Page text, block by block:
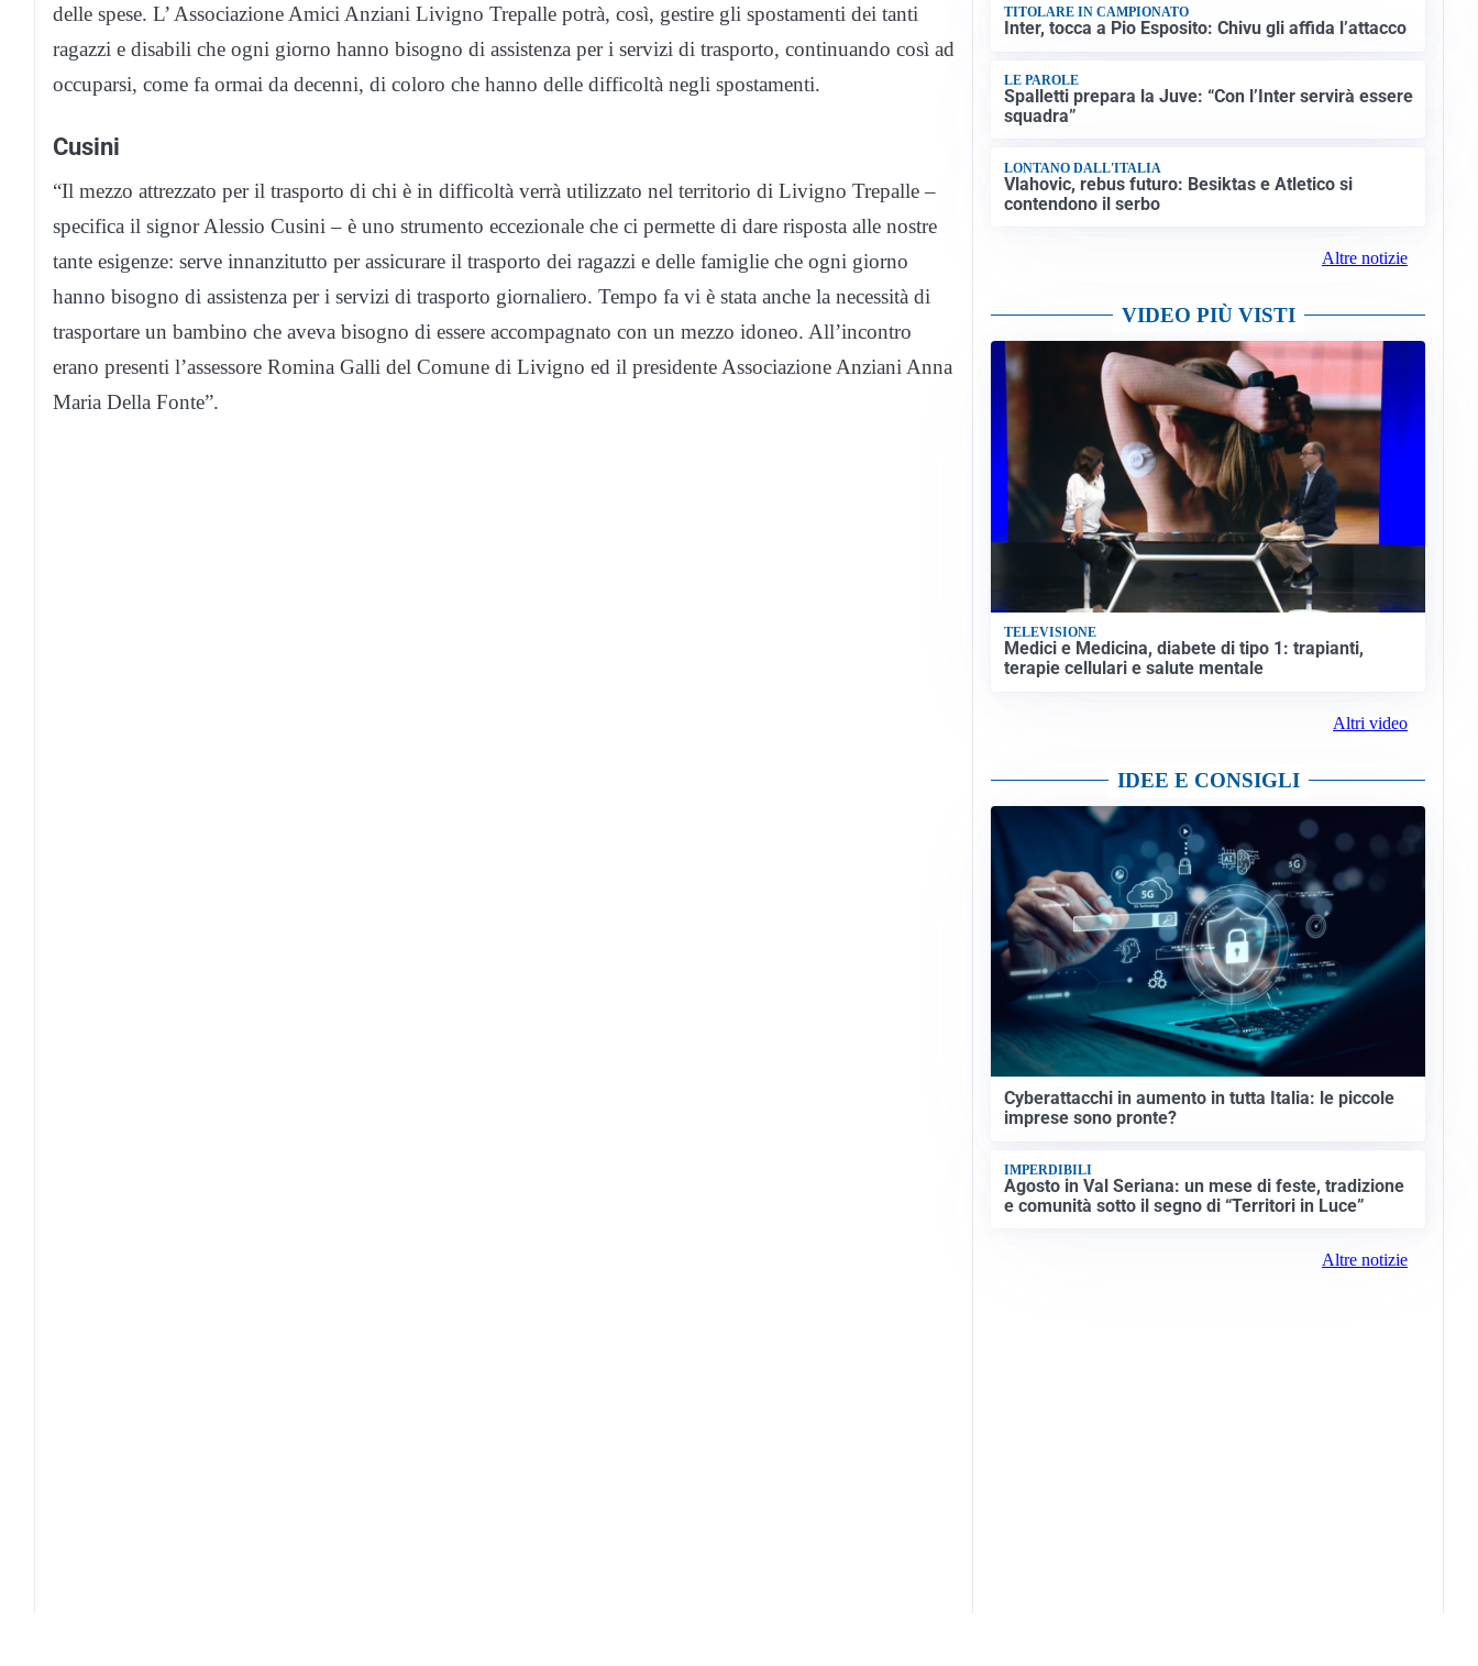
delle spese. L’ Associazione Amici Anziani Livigno Trepalle potrà, così, gestire gli spostamenti dei tanti
ragazzi e disabili che ogni giorno hanno bisogno di assistenza per i servizi di trasporto, continuando così ad
occuparsi, come fa ormai da decenni, di coloro che hanno delle difficoltà negli spostamenti.
Cusini
“Il mezzo attrezzato per il trasporto di chi è in difficoltà verrà utilizzato nel territorio di Livigno Trepalle –
specifica il signor Alessio Cusini – è uno strumento eccezionale che ci permette di dare risposta alle nostre
tante esigenze: serve innanzitutto per assicurare il trasporto dei ragazzi e delle famiglie che ogni giorno
hanno bisogno di assistenza per i servizi di trasporto giornaliero. Tempo fa vi è stata anche la necessità di
trasportare un bambino che aveva bisogno di essere accompagnato con un mezzo idoneo. All’incontro
erano presenti l’assessore Romina Galli del Comune di Livigno ed il presidente Associazione Anziani Anna
Maria Della Fonte”.
TITOLARE IN CAMPIONATO
Inter, tocca a Pio Esposito: Chivu gli affida l’attacco
LE PAROLE
Spalletti prepara la Juve: “Con l’Inter servirà essere
squadra”
LONTANO DALL'ITALIA
Vlahovic, rebus futuro: Besiktas e Atletico si
contendono il serbo
Altre notizie
VIDEO PIÙ VISTI
TELEVISIONE
Medici e Medicina, diabete di tipo 1: trapianti,
terapie cellulari e salute mentale
Altri video
IDEE E CONSIGLI
Cyberattacchi in aumento in tutta Italia: le piccole
imprese sono pronte?
IMPERDIBILI
Agosto in Val Seriana: un mese di feste, tradizione
e comunità sotto il segno di “Territori in Luce”
Altre notizie